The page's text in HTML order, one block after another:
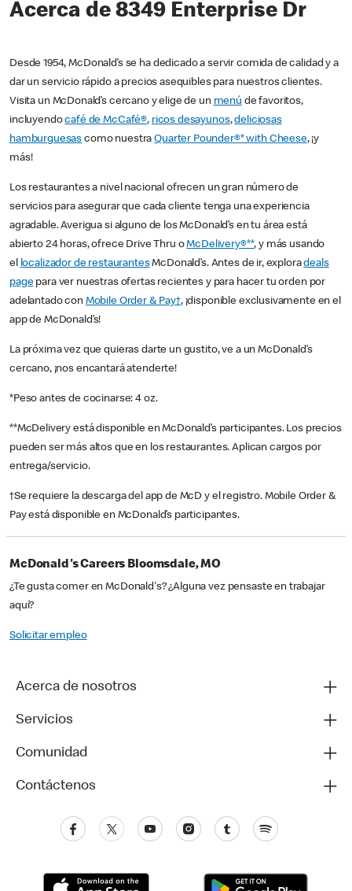
Acerca de 8349 Enterprise Dr
Desde 1954, McDonald’s se ha dedicado a servir comida de calidad y a
dar un servicio rápido a precios asequibles para nuestros clientes.
Visita un McDonald’s cercano y elige de un menú de favoritos,
incluyendocafé de McCafé®, ricos desayunos,deliciosas
hamburguesas como nuestraQuarter Pounder®* with Cheese, ¡y
más!
Los restaurantes a nivel nacional ofrecen un gran número de
servicios para asegurar que cada cliente tenga una experiencia
agradable. Averigua si alguno de los McDonald’s en tu área está
abierto 24 horas, ofrece Drive Thru oMcDelivery®**, y más usando
el localizador de restaurantesMcDonald’s. Antes de ir, exploradeals
pagepara ver nuestras ofertas recientes y para hacer tu orden por
adelantado con Mobile Order & Pay†, ¡disponible exclusivamente en el
app de McDonald’s!
La próxima vez que quieras darte un gustito, ve a un McDonald’s
cercano, ¡nos encantará atenderte!
*Peso antes de cocinarse: 4 oz.
**McDelivery está disponible en McDonald’s participantes. Los precios
pueden ser más altos que en los restaurantes. Aplican cargos por
entrega/servicio.
†Se requiere la descarga del app de McD y el registro. Mobile Order &
Pay está disponible en McDonald’s participantes.
McDonald's Careers Bloomsdale, MO
¿Te gusta comer en McDonald's? ¿Alguna vez pensaste en trabajar
aquí?
Solicitar empleo
Acerca de nosotros
Servicios
Comunidad
Contáctenos